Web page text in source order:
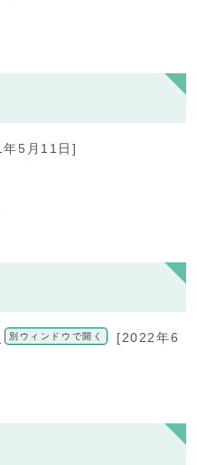
5月11日]
別ウィンドウで開く
[2022年6